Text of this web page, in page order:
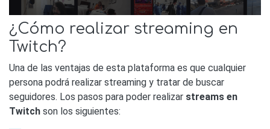
¿Cómo realizar streaming en
Twitch?
Una de las ventajas de esta plataforma es que cualquier
persona podrá realizar streaming y tratar de buscar
seguidores. Los pasos para poder realizar streams en
Twitch son los siguientes: